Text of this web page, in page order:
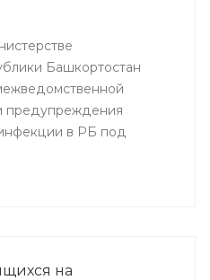
Башкортостан
предупреждения
в РБ под
Башкортостан
на